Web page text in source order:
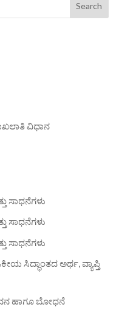
Search
ವಿಧಾನ
ಸಾಧನೆಗಳು
ಸಾಧನೆಗಳು
ಸಾಧನೆಗಳು
ಸಿದ್ಧಾಂತದ ಅರ್ಥ, ವ್ಯಾಪ್ತಿ
ಹಾಗೂ ಬೋಧನೆ